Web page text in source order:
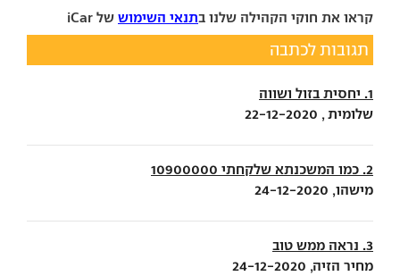
קראו את חוקי הקהילה שלנו בתנאי השימוש של iCar
תגובות לכתבה
1. יחסית בזול ושווה
שלומית , 22-12-2020
2. כמו המשכנתא שלקחתי 10900000
מישהו, 24-12-2020
3. נראה ממש טוב
מחיר הזיה, 24-12-2020